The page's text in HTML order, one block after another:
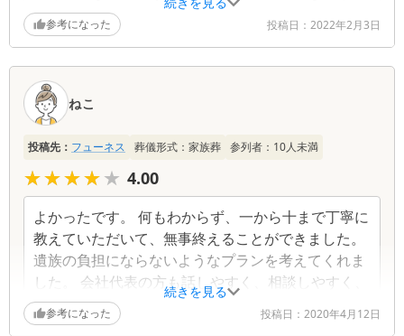
慮していただき本当に良かったです。 代表者の方
も、話しやすくて、葬儀など一通り終わった後も、
てくださいました。 1周忌の法要のお願いしたいと
思っています。
参考になった 投稿日： 2022年2月3日
続きを見る
ねこ
投稿先： フューネス 葬儀形式： 家族葬 参列者： 10人未満
★★★★★
★★★★★ 4.00
よかったです。 何もわからず、一から十まで丁寧に
教えていただいて、無事終えることができました。
遺族の負担にならないようなプランを考えてくれま
した。 会社代表の方も話しやすく、相談しやすく、
わからないことを逐一きいてもイヤな顔をされるこ
ともありませんでした。 一周忌の相談もしたいと思
参考になった 投稿日： 2020年4月12日